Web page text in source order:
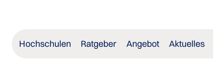
Hochschulen Ratgeber Angebot Aktuelles